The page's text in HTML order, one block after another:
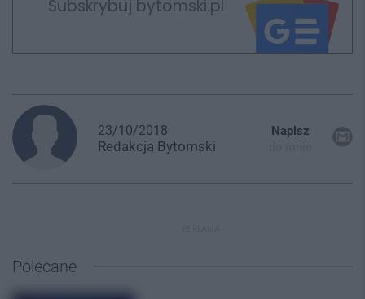
Subskrybuj bytomski.pl
23/10/2018
Redakcja Bytomski
Napisz
Polecane